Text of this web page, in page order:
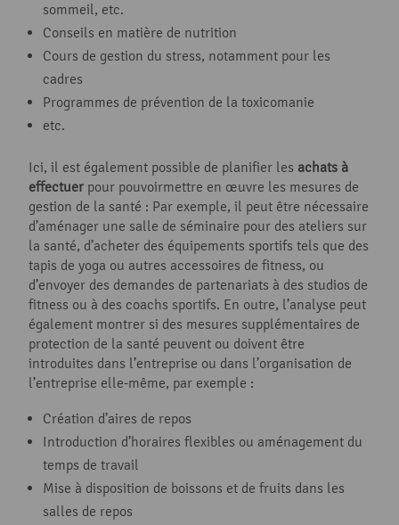
sommeil, etc.
Conseils en matière de nutrition
Cours de gestion du stress, notamment pour les
cadres
Programmes de prévention de la toxicomanie
etc.
Ici, il est également possible de planifier les achats à
effectuer pour pouvoirmettre en œuvre les mesures de
gestion de la santé : Par exemple, il peut être nécessaire
d’aménager une salle de séminaire pour des ateliers sur
la santé, d’acheter des équipements sportifs tels que des
tapis de yoga ou autres accessoires de fitness, ou
d’envoyer des demandes de partenariats à des studios de
fitness ou à des coachs sportifs. En outre, l’analyse peut
également montrer si des mesures supplémentaires de
protection de la santé peuvent ou doivent être
introduites dans l’entreprise ou dans l’organisation de
l’entreprise elle-même, par exemple :
Création d’aires de repos
Introduction d’horaires flexibles ou aménagement du
temps de travail
Mise à disposition de boissons et de fruits dans les
salles de repos